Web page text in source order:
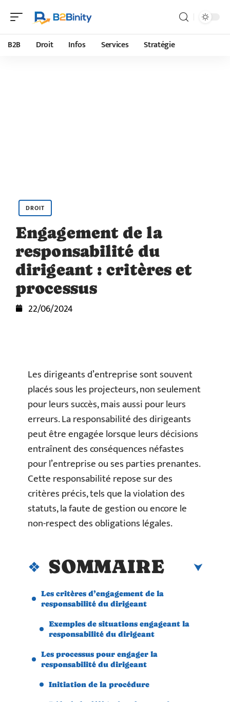
B2B Droit Infos Services Stratégie
DROIT
Engagement de la
responsabilité du
dirigeant : critères et
processus
22/06/2024
Les dirigeants d’entreprise sont souvent
placés sous les projecteurs, non seulement
pour leurs succès, mais aussi pour leurs
erreurs. La responsabilité des dirigeants
peut être engagée lorsque leurs décisions
entraînent des conséquences néfastes
pour l’entreprise ou ses parties prenantes.
Cette responsabilité repose sur des
critères précis, tels que la violation des
statuts, la faute de gestion ou encore le
non-respect des obligations légales.
SOMMAIRE
Les critères d’engagement de la
responsabilité du dirigeant
Exemples de situations engageant la
responsabilité du dirigeant
Les processus pour engager la
responsabilité du dirigeant
Initiation de la procédure